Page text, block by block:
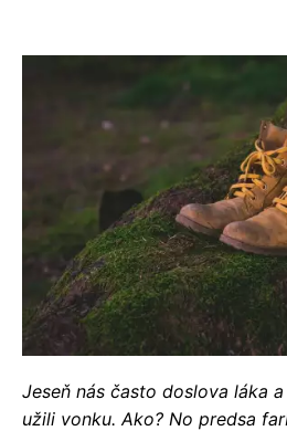
Jeseň nás často doslova láka
užili vonku. Ako? No predsa